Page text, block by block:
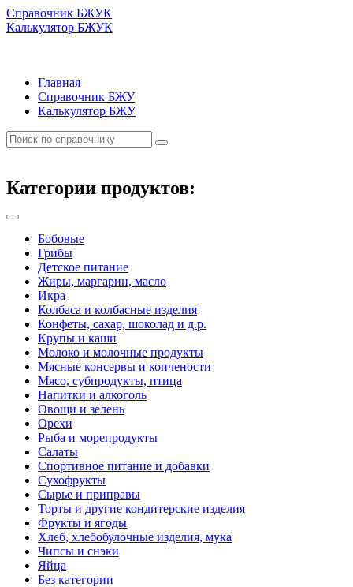
Справочник БЖУК
Калькулятор БЖУК
Главная
Справочник БЖУ
Калькулятор БЖУ
Категории продуктов:
Бобовые
Грибы
Детское питание
Жиры, маргарин, масло
Икра
Колбаса и колбасные изделия
Конфеты, сахар, шоколад и д.р.
Крупы и каши
Молоко и молочные продукты
Мясные консервы и копчености
Мясо, субпродукты, птица
Напитки и алкоголь
Овощи и зелень
Орехи
Рыба и морепродукты
Салаты
Спортивное питание и добавки
Сухофрукты
Сырье и приправы
Торты и другие кондитерские изделия
Фрукты и ягоды
Хлеб, хлебобулочные изделия, мука
Чипсы и снэки
Яйца
Без категории